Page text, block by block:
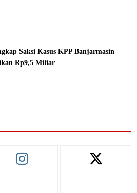
Saksi Kasus KPP Banjarmasin
Rp9,5 Miliar